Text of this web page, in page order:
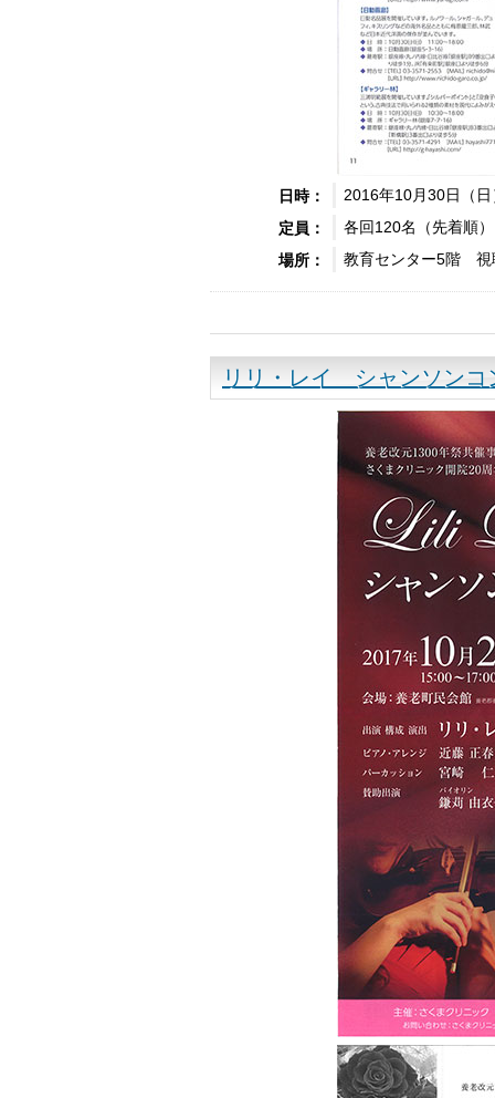
日時：
2016年10月30日（
定員：
各回120名（先着順）
場所：
教育センター5階 視
リリ・レイ シャンソンコ